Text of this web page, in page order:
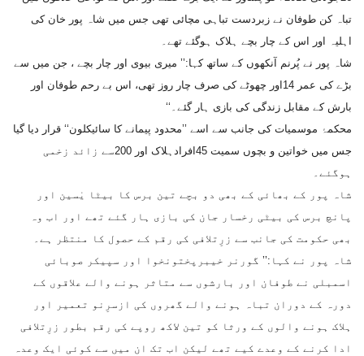
تباہ کن طوفان نے زبردست تباہی مچائی تھی جس میں شاہ پور خان کی
اہلیہ اور اس کے چار بچے ہلاک ہوگئے تھے۔
شاہ پور نے پُرنم آنکھوں کے ساتھ کہا:’’ میری بیوی اور چار بچے ، جن میں سے
بڑے کی عمر 14اور چھوٹے کی صرف چار روز تھی، اس بے رحم طوفان اور
بارش کے مقابل زندگی کی بازی ہار گئے۔‘‘
محکمۂ موسمیات کی جانب سے اسے ’’محدود پیمانے کا سائیکلون‘‘ قرار دیا گیا
جس میں خواتین و بچوں سمیت 45افرادہلاک اور 200سے زائد زخمی
ہوگئے۔
شاہ پور کے بھائی کے بھی دو بچے تین برس کا بیٹا یٰسین اور
پانچ برس کی بیٹی رخسار جان کی بازی ہار گئے تھے اور اب وہ
بھی حکومت کی جانب سے زرِتلافی کی رقم کے حصول کا منتظر ہے۔
شاہ پور نے کہا:’’ گورنر خیبرپختونخوا اور سپیکر صوبائی
اسمبلی نے طوفان اور بارشوں سے متاثر ہونے والے علاقوں کے
دورہ کے دوران تباہ ہونے والے گھروں کی ازسرِنو تعمیر اور
ہلاک ہونے والوں کے ورثا کو تین لاکھ روپے کی رقم بطور زرِتلافی
ادا کرنے کے وعدے کیے تھے لیکن اب تک ان میں سے کوئی ایک وعدہ